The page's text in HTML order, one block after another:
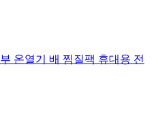
온열기 배 찜질팩 휴대용 전